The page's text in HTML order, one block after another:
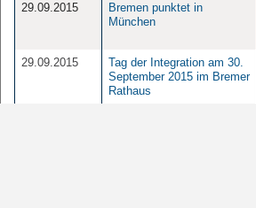
29.09.2015
Bremen punktet in
München
29.09.2015
Tag der Integration am 30.
September 2015 im Bremer
Rathaus